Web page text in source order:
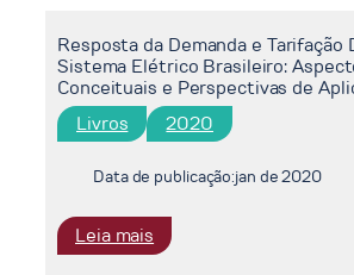
da
Variável
Ambiental
na
da
de
Energia
Resposta da Demanda e Tarifação
Sistema Elétrico Brasileiro:
Conceituais e Perspectivas de
Livros 2020
Data de publicação:jan de 2020
Leia mais
Resposta